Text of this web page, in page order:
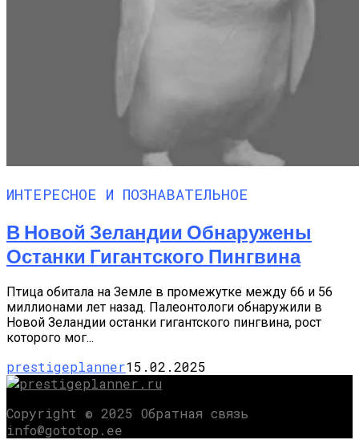
ИНТЕРЕСНОЕ И ПОЗНАВАТЕЛЬНОЕ
В Новой Зеландии Обнаружены
Останки Гигантского Пингвина
Птица обитала на Земле в промежутке между 66 и 56
миллионами лет назад. Палеонтологи обнаружили в
Новой Зеландии останки гигантского пингвина, рост
которого мог...
prestigeplanner15.02.2025
Copyright © 2025 Обратная связь
info@gototop.ee